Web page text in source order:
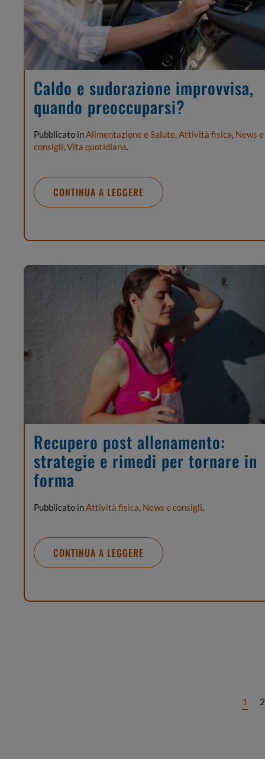
Caldo e sudorazione improvvisa,
quando preoccuparsi?
Pubblicato in Alimentazione e Salute Attività fisica News e
consigli Vita quotidiana
CONTINUA A LEGGERE
Recupero post allenamento:
strategie e rimedi per tornare in
forma
Pubblicato inAttività fisica, News e consigli.
CONTINUA A LEGGERE
1 2